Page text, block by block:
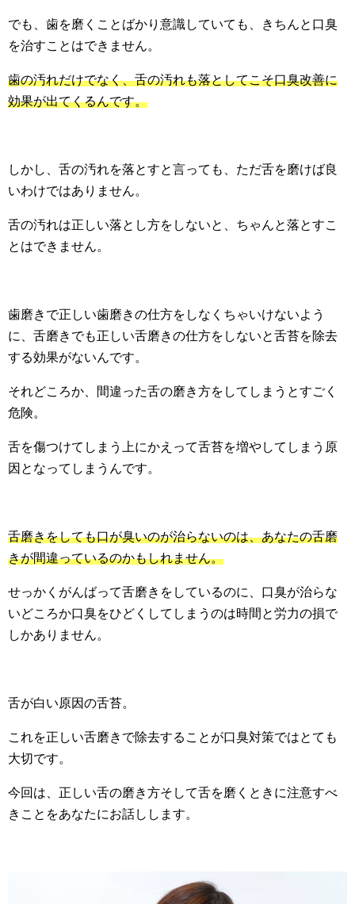
でも、歯を磨くことばかり意識していても、きちんと口臭
を治すことはできません。
歯の汚れだけでなく、舌の汚れも落としてこそ口臭改善に
効果が出てくるんです。
しかし、舌の汚れを落とすと言っても、ただ舌を磨けば良
いわけではありません。
舌の汚れは正しい落とし方をしないと、ちゃんと落とすこ
とはできません。
歯磨きで正しい歯磨きの仕方をしなくちゃいけないよう
に、舌磨きでも正しい舌磨きの仕方をしないと舌苔を除去
する効果がないんです。
それどころか、間違った舌の磨き方をしてしまうとすごく
危険。
舌を傷つけてしまう上にかえって舌苔を増やしてしまう原
因となってしまうんです。
舌磨きをしても口が臭いのが治らないのは、あなたの舌磨
きが間違っているのかもしれません。
せっかくがんばって舌磨きをしているのに、口臭が治らな
いどころか口臭をひどくしてしまうのは時間と労力の損で
しかありません。
舌が白い原因の舌苔。
これを正しい舌磨きで除去することが口臭対策ではとても
大切です。
今回は、正しい舌の磨き方そして舌を磨くときに注意すべ
きことをあなたにお話しします。